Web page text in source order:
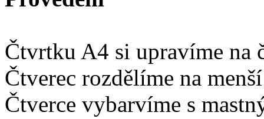
Čtvrtku A4 si upravíme na
Čtverec rozdělíme na
Čtverce vybarvíme s